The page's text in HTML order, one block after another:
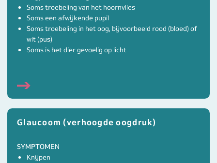
Soms troebeling van het hoornvlies
Soms een afwijkende pupil
Soms troebeling in het oog, bijvoorbeeld rood (bloed) of
wit (pus)
Soms is het dier gevoelig op licht
Glaucoom (verhoogde oogdruk)
SYMPTOMEN
Knijpen